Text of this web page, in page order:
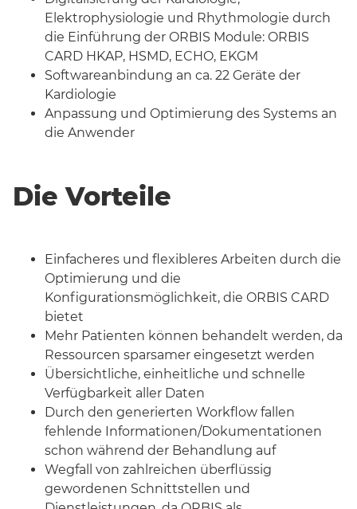
Elektrophysiologie und Rhythmologie durch
die Einführung der ORBIS Module: ORBIS
CARD HKAP, HSMD, ECHO, EKGM
Softwareanbindung an ca. 22 Geräte der
Kardiologie
Anpassung und Optimierung des Systems an
die Anwender
Die Vorteile
Einfacheres und flexibleres Arbeiten durch die
Optimierung und die
Konfigurationsmöglichkeit, die ORBIS CARD
bietet
Mehr Patienten können behandelt werden, da
Ressourcen sparsamer eingesetzt werden
Übersichtliche, einheitliche und schnelle
Verfügbarkeit aller Daten
Durch den generierten Workflow fallen
fehlende Informationen/Dokumentationen
schon während der Behandlung auf
Wegfall von zahlreichen überflüssig
gewordenen Schnittstellen und